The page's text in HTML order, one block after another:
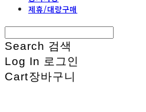
제휴/대량구매
Search 검색
Log In 로그인
Cart장바구니